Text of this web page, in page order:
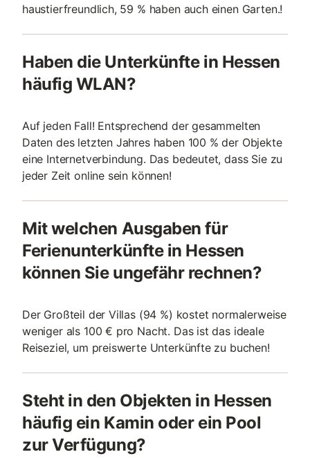
haustierfreundlich, 59 % haben auch einen Garten.!
Haben die Unterkünfte in Hessen
häufig WLAN?
Auf jeden Fall! Entsprechend der gesammelten
Daten des letzten Jahres haben 100 % der Objekte
eine Internetverbindung. Das bedeutet, dass Sie zu
jeder Zeit online sein können!
Mit welchen Ausgaben für
Ferienunterkünfte in Hessen
können Sie ungefähr rechnen?
Der Großteil der Villas (94 %) kostet normalerweise
weniger als 100 € pro Nacht. Das ist das ideale
Reiseziel, um preiswerte Unterkünfte zu buchen!
Steht in den Objekten in Hessen
häufig ein Kamin oder ein Pool
zur Verfügung?